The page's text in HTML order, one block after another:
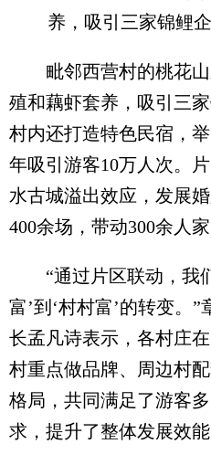
养，吸引三家锦鲤
毗邻西营村的桃花山
殖和藕虾套养，吸引三
村内还打造特色民宿，
年吸引游客10万人次。
水古城溢出效应，发展
400余场，带动300余人家
“通过片区联动，我
富’到‘村村富’的转变。
长孟凡诗表示，各村庄
村重点做品牌、周边村
格局，共同满足了游客
求，提升了整体发展效能